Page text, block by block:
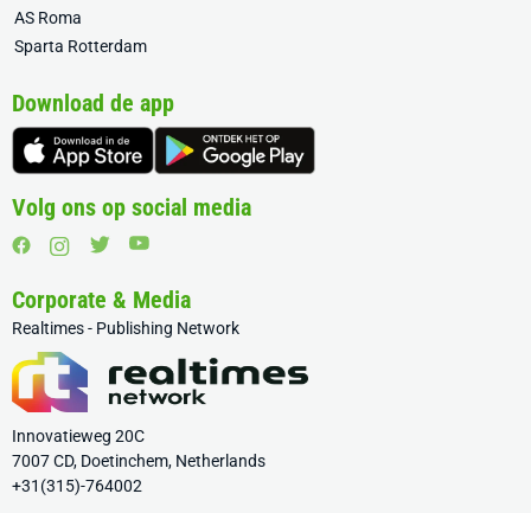
AS Roma
Sparta Rotterdam
Download de app
Volg ons op social media
Corporate & Media
Realtimes - Publishing Network
Innovatieweg 20C
7007 CD, Doetinchem, Netherlands
+31(315)-764002